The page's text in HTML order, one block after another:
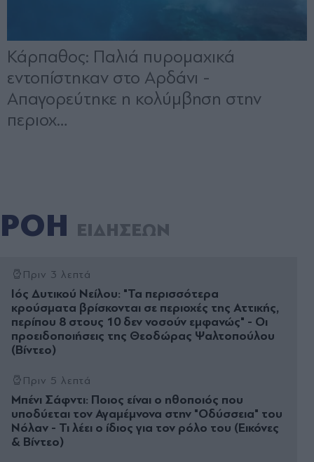
ΡΟΗ ΕΙΔΗΣΕΩΝ
Πριν 3 λεπτά
Ιός Δυτικού Νείλου: "Τα περισσότερα
κρούσματα βρίσκονται σε περιοχές της Αττικής,
περίπου 8 στους 10 δεν νοσούν εμφανώς" - Οι
προειδοποιήσεις της Θεοδώρας Ψαλτοπούλου
(Βίντεο)
Πριν 5 λεπτά
Μπένι Σάφντι: Ποιος είναι ο ηθοποιός που
υποδύεται τον Αγαμέμνονα στην "Οδύσσεια" του
Νόλαν - Τι λέει ο ίδιος για τον ρόλο του (Εικόνες
& Βίντεο)